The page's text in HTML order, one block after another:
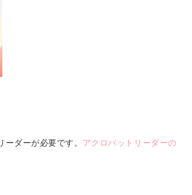
ダーが必要です。 アクロバットリーダーの